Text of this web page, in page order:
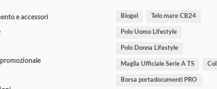
e accessori Biogel Telo mare CB24
Polo Uomo Lifestyle
Polo Donna Lifestyle
Maglia Ufficiale Serie A TS
Borsa portadocumenti PRO